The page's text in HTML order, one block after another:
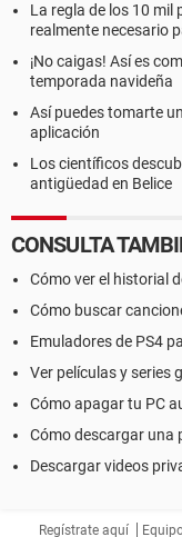
La regla de los 10 mil
realmente necesario
¡No caigas! Así es
temporada navideña
Así puedes tomarte
aplicación
Los científicos
antigüedad en Belice
CONSULTA
Cómo ver el historial
Cómo buscar
Emuladores de PS4
Ver películas y series
Cómo apagar tu PC
Cómo descargar una
Descargar videos
Regístrate aquí